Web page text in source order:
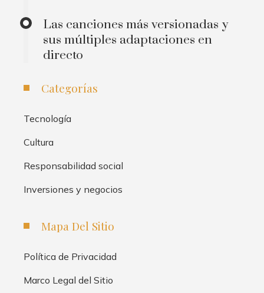
Las canciones más versionadas y
sus múltiples adaptaciones en
directo
Categorías
Tecnología
Cultura
Responsabilidad social
Inversiones y negocios
Mapa Del Sitio
Política de Privacidad
Marco Legal del Sitio